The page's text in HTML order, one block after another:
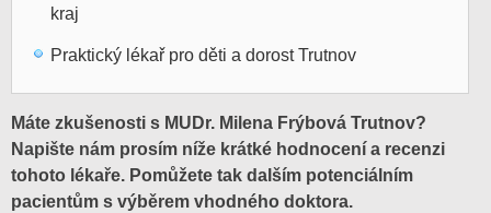
kraj
Praktický lékař pro děti a dorost Trutnov
Máte zkušenosti s MUDr. Milena Frýbová Trutnov?
Napište nám prosím níže krátké hodnocení a recenzi
tohoto lékaře. Pomůžete tak dalším potenciálním
pacientům s výběrem vhodného doktora.